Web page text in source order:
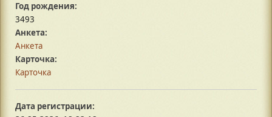
Год рождения:
3493
Анкета:
Анкета
Карточка:
Карточка
Дата регистрации: